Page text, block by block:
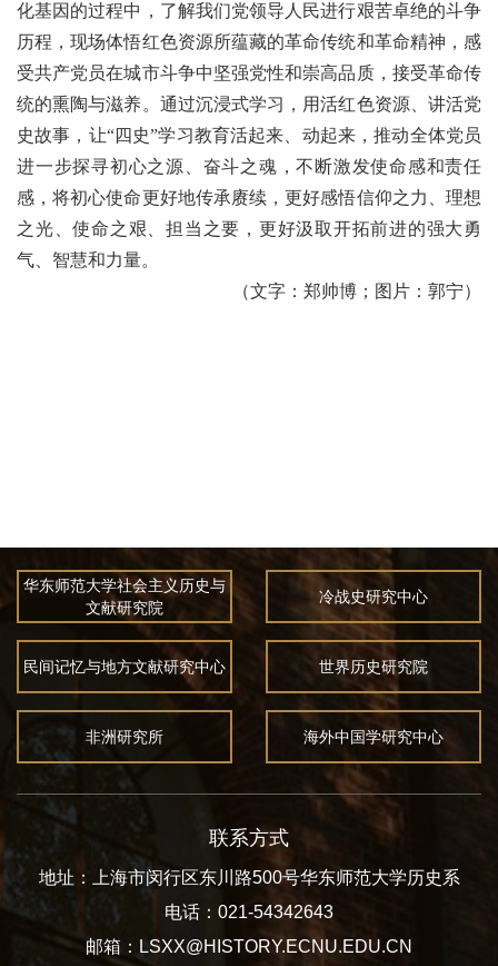
化基因的过程中，了解我们党领导人民进行艰苦卓绝的斗争
历程，现场体悟红色资源所蕴藏的革命传统和革命精神，感
受共产党员在城市斗争中坚强党性和崇高品质，接受革命传
统的熏陶与滋养。通过沉浸式学习，用活红色资源、讲活党
史故事，让“四史”学习教育活起来、动起来，推动全体党员
进一步探寻初心之源、奋斗之魂，不断激发使命感和责任
感，将初心使命更好地传承赓续，更好感悟信仰之力、理想
之光、使命之艰、担当之要，更好汲取开拓前进的强大勇
气、智慧和力量。
（文字：郑帅博；图片：郭宁）
华东师范大学社会主义历史与
文献研究院
冷战史研究中心
民间记忆与地方文献研究中心 世界历史研究院
非洲研究所 海外中国学研究中心
联系方式
地址：上海市闵行区东川路500号华东师范大学历史系
电话：021-54342643
邮箱：LSXX@HISTORY.ECNU.EDU.CN